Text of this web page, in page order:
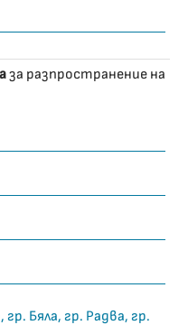
за разпространение на
Бяла, гр. Радва, гр.